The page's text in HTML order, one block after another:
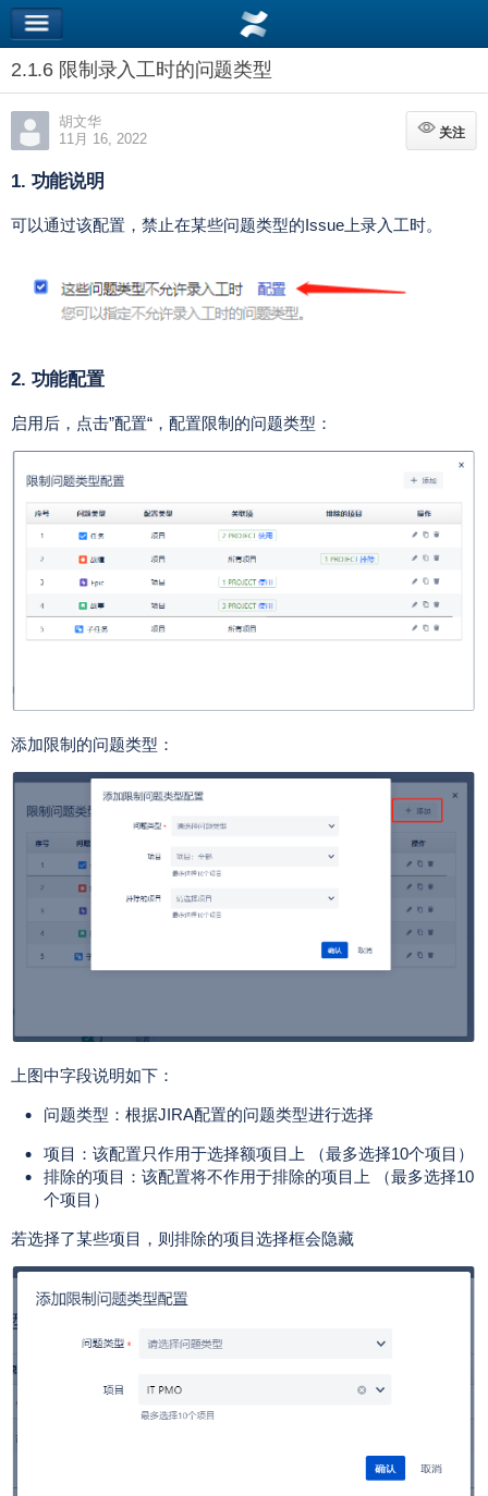
2.1.6 限制录入工时的问题类型
胡文华
11月 16, 2022
关注
关注
1. 功能说明
可以通过该配置，禁止在某些问题类型的Issue上录入工时。
2. 功能配置
启用后，点击”配置“，配置限制的问题类型：
添加限制的问题类型：
上图中字段说明如下：
问题类型：根据JIRA配置的问题类型进行选择
项目：该配置只作用于选择额项目上 （最多选择10个项目）
排除的项目：该配置将不作用于排除的项目上 （最多选择10
个项目）
若选择了某些项目，则排除的项目选择框会隐藏